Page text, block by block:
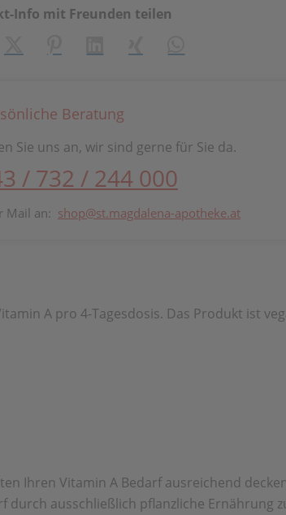
Info mit Freunden teilen
Beratung
Sie uns an, wir sind gerne für Sie da.
/ 732 / 244 000
Mail an: shop@st.magdalena-apotheke.at
A pro 4-Tagesdosis. Das Produkt ist
Ihren Vitamin A Bedarf ausreichend
ausschließlich pflanzliche Ernährung